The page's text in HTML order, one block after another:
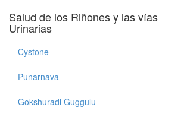
Salud de los Riñones y las vías
Urinarias
Cystone
Punarnava
Gokshuradi Guggulu